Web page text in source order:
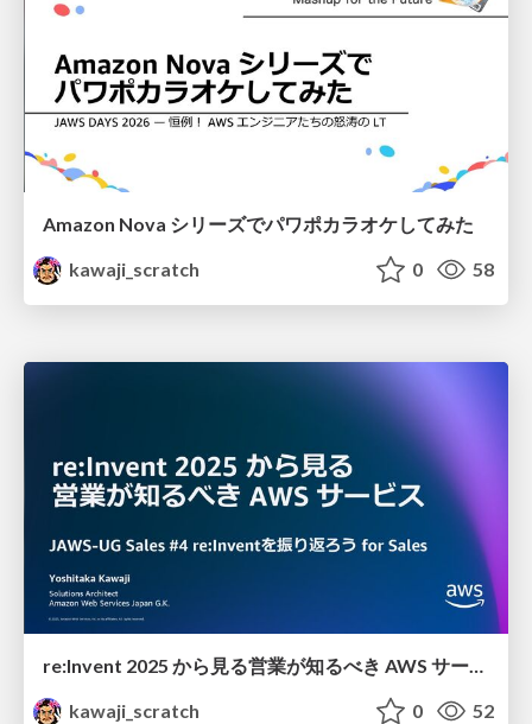
Amazon Nova シリーズでパワポカラオケしてみた
kawaji_scratch
0 58
re:Invent 2025 から見る 営業が知るべき AWS サービス
kawaji_scratch
0 52